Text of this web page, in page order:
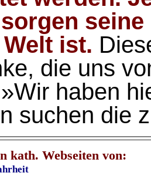
ist.
die uns
haben
suchen die
kath. Webseiten von: